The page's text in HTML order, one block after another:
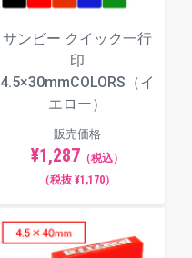
サンビー クイック一行
印
4.5×30mmCOLORS（イ
エロー）
販売価格
¥1,287 （税込）
（税抜 ¥1,170）